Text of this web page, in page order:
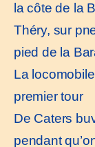
la côte de la
Théry, sur
pied de la
La
premier tour
De Caters
pendant